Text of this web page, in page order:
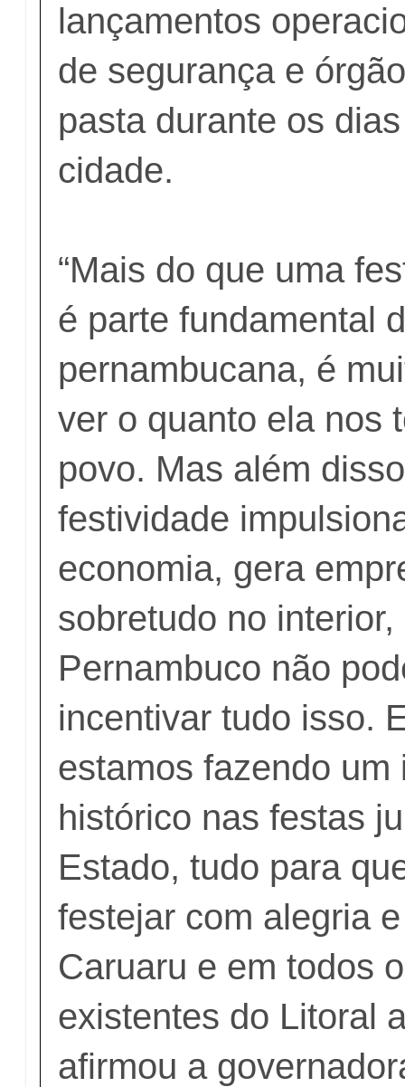
lançamentos
de segurança e
pasta durante os
cidade.
“Mais do que uma
é parte fundamental
pernambucana, é
ver o quanto ela nos
povo. Mas além
festividade
economia, gera
sobretudo no
Pernambuco não
incentivar tudo isso.
estamos fazendo um
histórico nas festas
Estado, tudo para
festejar com alegria
Caruaru e em todos
existentes do Litoral
afirmou a